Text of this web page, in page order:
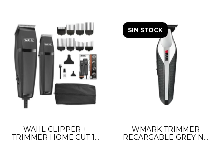
WAHL CLIPPER +
TRIMMER HOME CUT 14
SIN STOCK
WMARK TRIMMER
RECARGABLE GREY NG